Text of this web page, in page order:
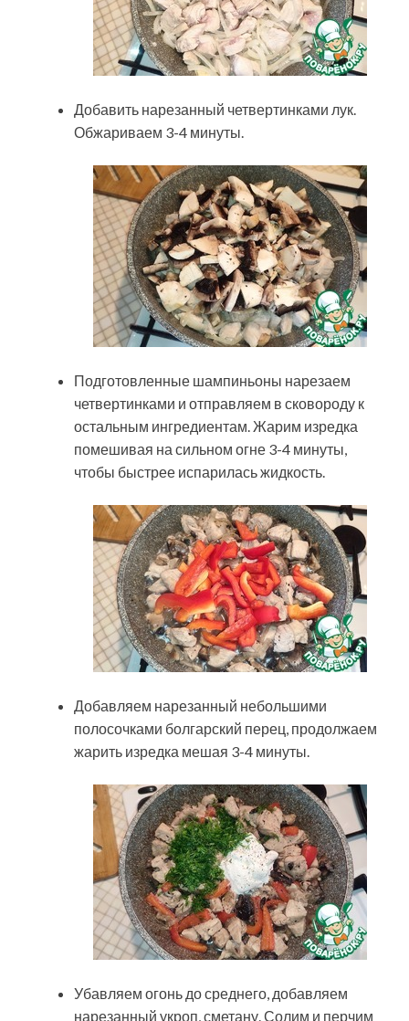
Добавить нарезанный четвертинками лук.
Обжариваем 3-4 минуты.
Подготовленные шампиньоны нарезаем
четвертинками и отправляем в сковороду к
остальным ингредиентам. Жарим изредка
помешивая на сильном огне 3-4 минуты,
чтобы быстрее испарилась жидкость.
Добавляем нарезанный небольшими
полосочками болгарский перец, продолжаем
жарить изредка мешая 3-4 минуты.
Убавляем огонь до среднего, добавляем
нарезанный укроп, сметану. Солим и перчим